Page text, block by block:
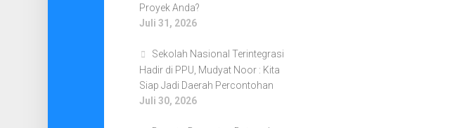
Proyek Anda?
Juli 31, 2026
Sekolah Nasional Terintegrasi
Hadir di PPU, Mudyat Noor : Kita
Siap Jadi Daerah Percontohan
Juli 30, 2026